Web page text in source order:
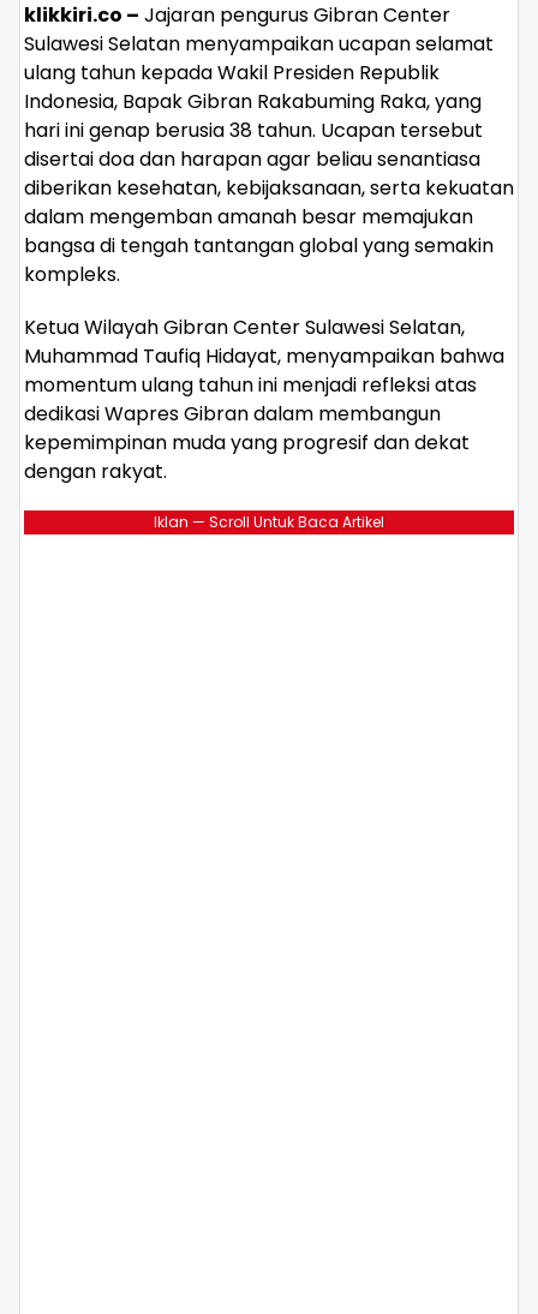
klikkiri.co – Jajaran pengurus Gibran Center
Sulawesi Selatan menyampaikan ucapan selamat
ulang tahun kepada Wakil Presiden Republik
Indonesia, Bapak Gibran Rakabuming Raka, yang
hari ini genap berusia 38 tahun. Ucapan tersebut
disertai doa dan harapan agar beliau senantiasa
diberikan kesehatan, kebijaksanaan, serta kekuatan
dalam mengemban amanah besar memajukan
bangsa di tengah tantangan global yang semakin
kompleks.
Ketua Wilayah Gibran Center Sulawesi Selatan,
Muhammad Taufiq Hidayat, menyampaikan bahwa
momentum ulang tahun ini menjadi refleksi atas
dedikasi Wapres Gibran dalam membangun
kepemimpinan muda yang progresif dan dekat
dengan rakyat.
Iklan — Scroll Untuk Baca Artikel